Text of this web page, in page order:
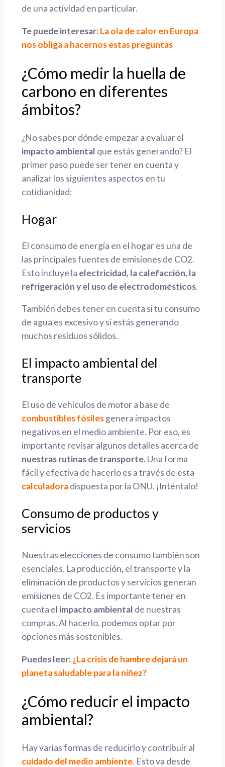
de una actividad en particular.
Te puede interesar:La ola de calor en Europa
nos obliga a hacernos estas preguntas
¿Cómo medir la huella de
carbono en diferentes
ámbitos?
¿No sabes por dónde empezar a evaluar el
impacto ambiental que estás generando? El
primer paso puede ser tener en cuenta y
analizar los siguientes aspectos en tu
cotidianidad:
Hogar
El consumo de energía en el hogar es una de
las principales fuentes de emisiones de CO2.
Esto incluye la electricidad, la calefacción, la
refrigeración y el uso de electrodomésticos.
También debes tener en cuenta si tu consumo
de agua es excesivo y si estás generando
muchos residuos sólidos.
El impacto ambiental del
transporte
El uso de vehículos de motor a base de
combustibles fósilesgenera impactos
negativos en el medio ambiente. Por eso, es
importante revisar algunos detalles acerca de
nuestras rutinas de transporte. Una forma
fácil y efectiva de hacerlo es a través de esta
calculadoradispuesta por la ONU. ¡Inténtalo!
Consumo de productos y
servicios
Nuestras elecciones de consumo también son
esenciales. La producción, el transporte y la
eliminación de productos y servicios generan
emisiones de CO2. Es importante tener en
cuenta el impacto ambiental de nuestras
compras. Al hacerlo, podemos optar por
opciones más sostenibles.
Puedes leer:¿La crisis de hambre dejará un
planeta saludable para la niñez?
¿Cómo reducir el impacto
ambiental?
Hay varias formas de reducirlo y contribuir al
cuidado del medio ambiente. Esto va desde